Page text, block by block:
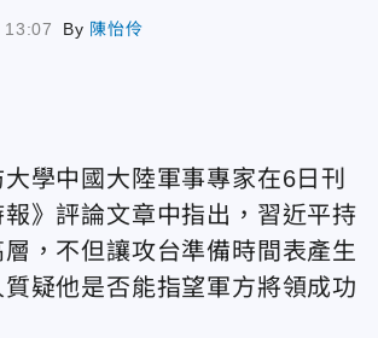
By 陳怡伶
學中國大陸軍事專家在6日刊
》評論文章中指出，習近平持
，不但讓攻台準備時間表產生
疑他是否能指望軍方將領成功